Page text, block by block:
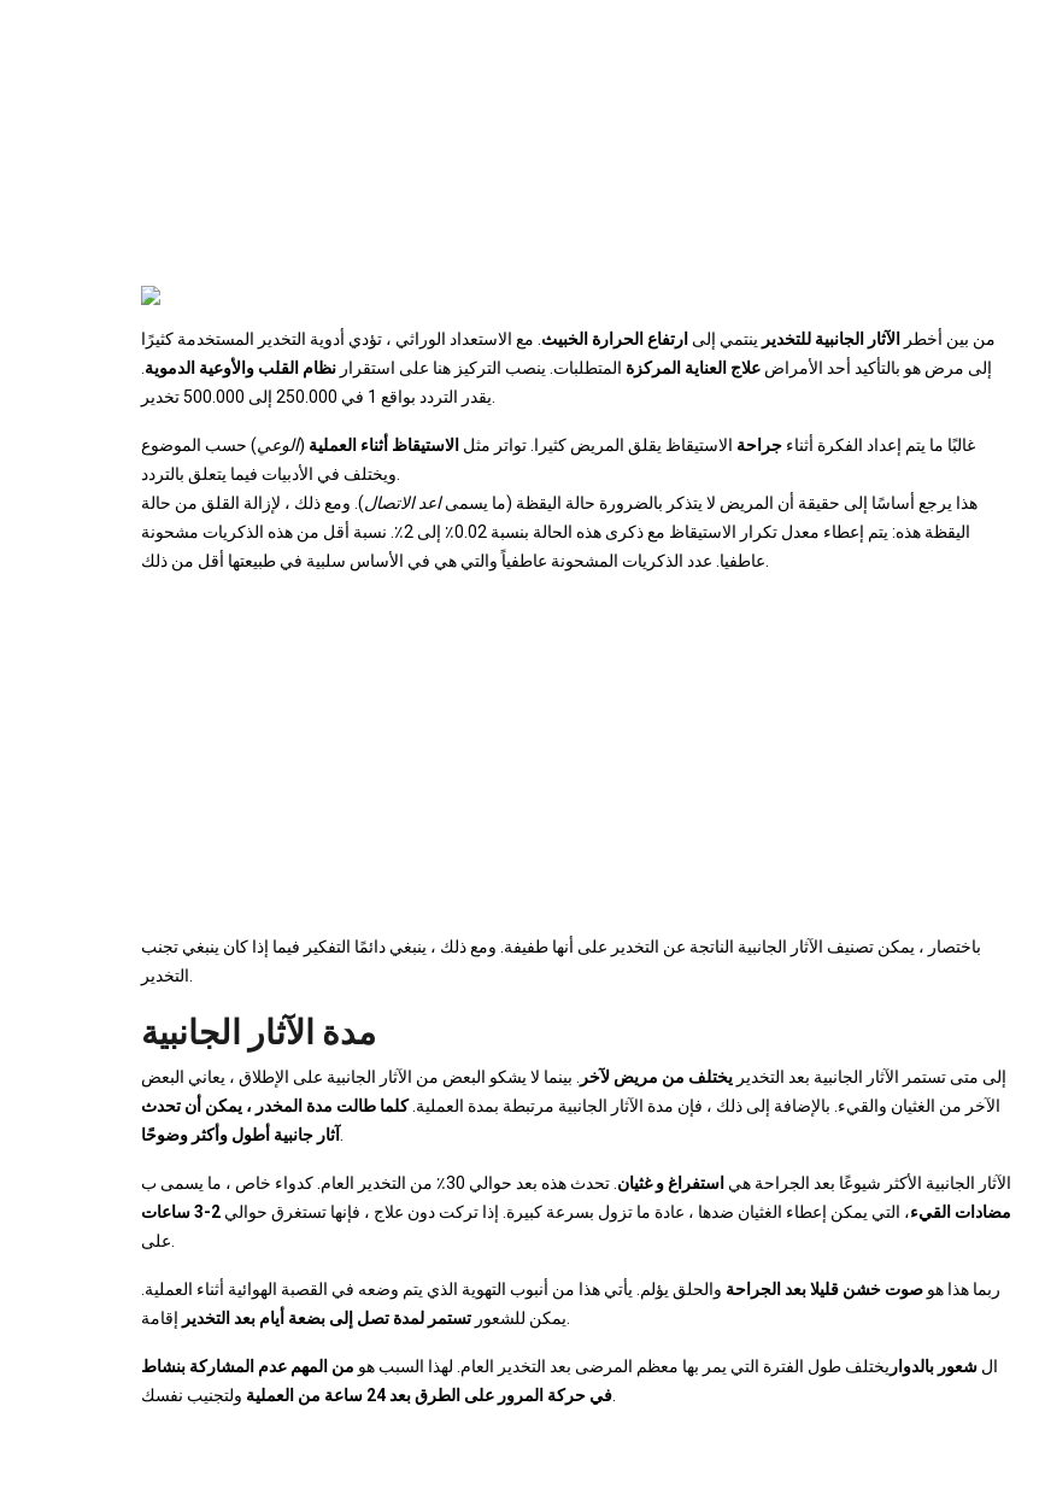
من بين أخطر الآثار الجانبية للتخدير ينتمي إلى ارتفاع الحرارة الخبيث . مع الاستعداد الوراثي ، تؤدي أدوية التخدير المستخدمة كثيرًا
إلى مرض هو بالتأكيد أحد الأمراض علاج العناية المركزة المتطلبات. ينصب التركيز هنا على استقرار نظام القلب والأوعية الدموية
غالبًا ما يتم إعداد الفكرة أثناء جراحة الاستيقاظ يقلق المريض كثيرا. تواتر مثل الاستيقاظ أثناء العملية (الوعي) حسب الموضوع
هذا يرجع أساسًا إلى حقيقة أن المريض لا يتذكر بالضرورة حالة اليقظة (ما يسمىاعد الاتصال). ومع ذلك ، لإزالة القلق من حالة
اليقظة هذه: يتم إعطاء معدل تكرار الاستيقاظ مع ذكرى هذه الحالة بنسبة 0.02٪ إلى 2٪. نسبة أقل من هذه الذكريات مشحونة
باختصار ، يمكن تصنيف الآثار الجانبية الناتجة عن التخدير على أنها طفيفة. ومع ذلك ، ينبغي دائمًا التفكير فيما إذا كان ينبغي تجنب
مدة الآثار الجانبية
إلى متى تستمر الآثار الجانبية بعد التخدير يختلف من مريض لآخر
. بينما لا يشكو البعض من الآثار الجانبية على الإطلاق ، يعاني البعض
الآخر من الغثيان والقيء. بالإضافة إلى ذلك ، فإن مدة الآثار الجانبية مرتبطة بمدة العملية.كلما طالت مدة المخدر ، يمكن أن تحدث
آثار جانبية أطول وأكثر وضوحًا
الآثار الجانبية الأكثر شيوعًا بعد الجراحة هي استفراغ و غثيان . تحدث هذه بعد حوالي 30٪ من التخدير العام. كدواء خاص ، ما يسمى ب
مضادات القيء، التي يمكن إعطاء الغثيان ضدها ، عادة ما تزول بسرعة كبيرة. إذا تركت دون علاج ، فإنها تستغرق حوالي 2-3 ساعات
ربما هذا هو صوت خشن قليلا بعد الجراحة والحلق يؤلم. يأتي هذا من أنبوب التهوية الذي يتم وضعه في القصبة الهوائية أثناء العملية.
يمكن للشعور تستمر لمدة تصل إلى بضعة أيام بعد التخدير
ال شعور بالدوار يختلف طول الفترة التي يمر بها معظم المرضى بعد التخدير العام. لهذا السبب هو من المهم عدم المشاركة بنشاط
في حركة المرور على الطرق بعد 24 ساعة من العملية